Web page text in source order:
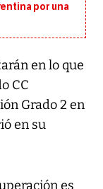
por una
en lo que
CC
Grado 2 en
en su
es